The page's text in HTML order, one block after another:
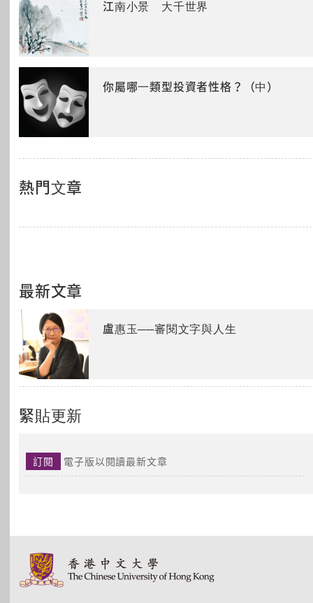
江南小景 大千世界
你屬哪一類型投資者性格？（中）
熱門文章
最新文章
盧惠玉──審閱文字與人生
緊貼更新
訂閱 電子版以閱讀最新文章